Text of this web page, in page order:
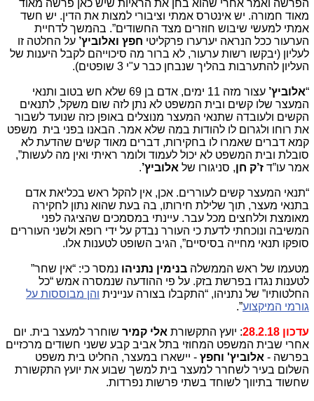
הפרשה ואמר אחרי שהוא בחן את הראיות שיש כאן פרשה מאוד
מאוד חמורה. יש אינטרס אמתי וציבורי למצות את הדין. יש חשד
אמתי למעשי שיבוש חוזרים מצד החשודים”. בהמשך לדחיית
הערעור ככל הנראה יערערו פרקליטי חפץ ואלוביץ’ על החלטה זו
לעליון (יבקשו רשות ערעור, לא ברור מה סיכוייהם לקבל היענות של
העליון להתערבות בהליך שנבחן כבר ע"י 3 שופטים).
“אלוביץ’
עצור מזה 11 ימים, אדם בן 69 שלא חש בטוב ותנאי
המעצר שלו קשים ובית המשפט לא נתן לזה שום משקל, לתנאים
הקשים ולעובדה שתנאי המעצר מנוצלים באופן כזה שנועד לשבור
את רוחו ולגרום לו להודות במה שלא אמר. הבאנו בפני בית משפט
קמא דברים שאמרו לו בחקירות, דברים מאוד קשים שהדעת לא
סובלת ובית המשפט לא יכול לעמוד ולומר ראיתי ואין מה לעשות”,
אמר עו”ד ז’ק חן, סניגורו של אלוביץ’.
“תנאי המעצר קשים לעוררים. אכן, אין להקל ראש בכליאת אדם
בתנאי מעצר, תוך שלילת חירותו, בה בעת שהוא נתון לחקירה
מאומצת וללחצים מכל עבר. עיינתי במסמכים שהציגה לפני
המשיבה ונוכחתי לדעת כי העורר נבדק על ידי רופא ולשני העוררים
סופקו תנאי מחייה בסיסיים”, הגיב השופט לטענות אלו.
מטעמו של ראש הממשלה בנימין נתניהו נמסר כי: “אין שחר”
לטענות נגדו בפרשת בזק. על פי ההודעה שנמסרה אמש “כל
החלטותיו” של נתניהו, “התקבלו בצורה עניינית והן מבוססות על
גורמי המיקצוע”.
עדכון 28.2.18 : יועץ התקשורת אלי קמיר שוחרר למעצר בית. יום
אחרי שבית המשפט המחוזי בתל אביב קבע ששני חשודים מרכזיים
בפרשה - אלוביץ' וחפץ - יישארו במעצר, החליט בית משפט
השלום בעיר לשחרר למעצר בית למשך שבוע את יועץ התקשורת
שחשוד בתיווך לשוחד בשתי פרשות נפרדות.